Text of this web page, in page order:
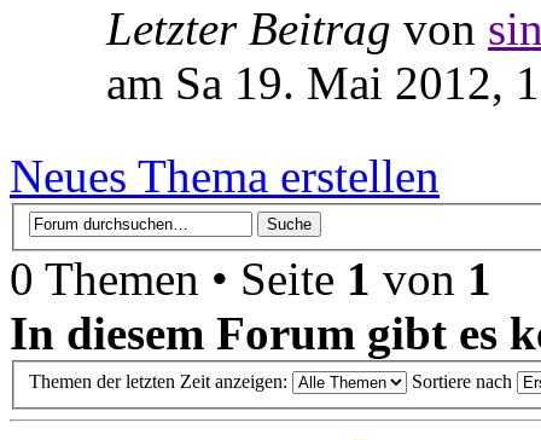
Letzter Beitrag von
am Sa 19. Mai 2012,
Neues Thema erstellen
0 Themen • Seite 1 von 1
In diesem Forum gibt es
Themen der letzten Zeit anzeigen: Sortiere nach